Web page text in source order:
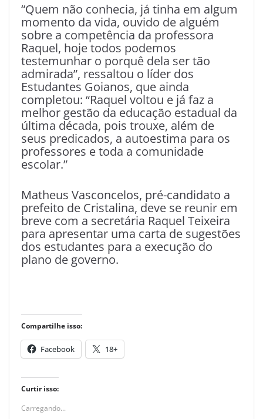
“Quem não conhecia, já tinha em algum
momento da vida, ouvido de alguém
sobre a competência da professora
Raquel, hoje todos podemos
testemunhar o porquê dela ser tão
admirada”, ressaltou o líder dos
Estudantes Goianos, que ainda
completou: “Raquel voltou e já faz a
melhor gestão da educação estadual da
última década, pois trouxe, além de
seus predicados, a autoestima para os
professores e toda a comunidade
escolar.”
Matheus Vasconcelos, pré-candidato a
prefeito de Cristalina, deve se reunir em
breve com a secretária Raquel Teixeira
para apresentar uma carta de sugestões
dos estudantes para a execução do
plano de governo.
Compartilhe isso:
Facebook 18+
Curtir isso:
Carregando...